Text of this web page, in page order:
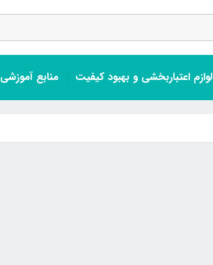
لوازم اعتباربخشی و بهبود کیفیت منابع آموزشی